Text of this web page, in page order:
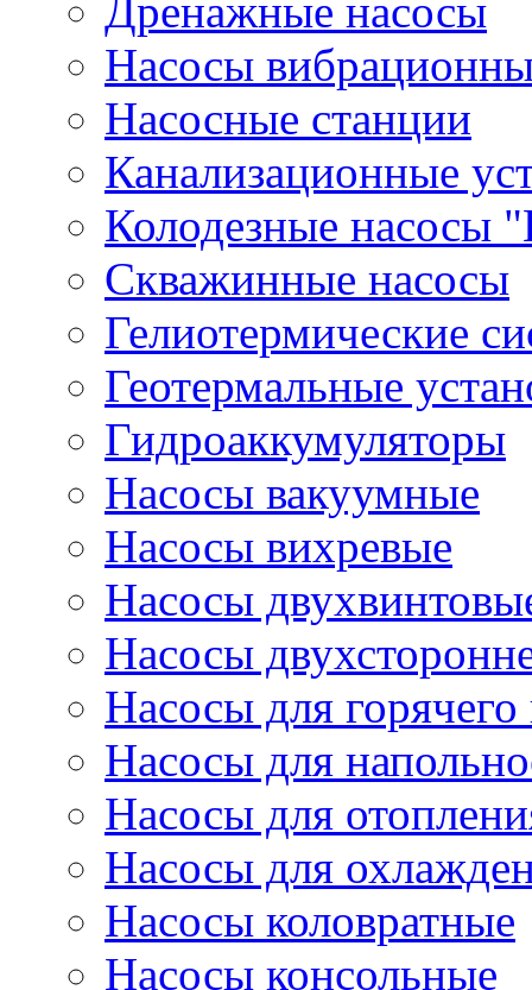
Дренажные насосы
Насосы
Насосные станции
Канализационные
Колодезные насосы
Скважинные насосы
Гелиотермические
Геотермальные
Гидроаккумуляторы
Насосы вакуумные
Насосы вихревые
Насосы
Насосы
Насосы для
Насосы для
Насосы для
Насосы для
Насосы коловратные
Насосы консольные